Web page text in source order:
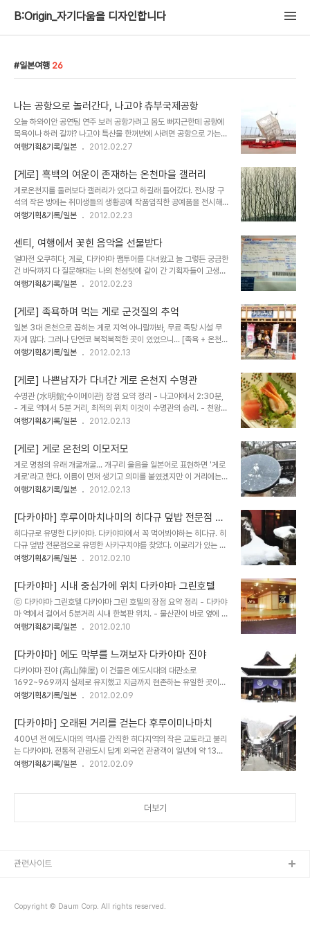
B:Origin_자기다움을 디자인합니다
일본여행 26
나는 공항으로 놀러간다, 나고야 츄부국제공항
오늘 하와이안 공연팀 연주 보러 공항가려고 몸도 뻐지근한데 공항에
목욕이나 하러 갈까? 나고야 특산물 한꺼번에 사려면 공항으로 가는게
좋아. 후배가 결혼하는데 결혼식을 공항에서 하더라고 프랑스 요리는
프로그램 신청했어. 위의 문장들이 뭔가 이상하지 않은가? 공연, 목욕,
특산물쇼핑, 요리, 학습....언듯 '공항'과 연관하기엔 어색하다. 그런데
이 모든 요건을 만족시키는 공항이 있으니 바로 나고야 츄부 국제 공항
이다. 나고야 공항 출입국 수속을 마치고 나왔더니 이렇게 환대해주었
다. 일단 찍어찍어. 공항 담당자 홍현진씨가 약 한시간가량 나고야공항
할 수 있다. 몸이 불편한 사람도 ..
여행기획&기록/일본 2012.02.27
[게로] 흑백의 여운이 존재하는 온천마을 갤러리
게로온천지를 둘러보다 갤러리가 있다고 하길래 들어갔다. 전시장 구
석의 작은 방에는 취미생들의 생황공예 작품임직한 공예품을 전시해
놓았다. 취미공동체의 작은 커뮤니티 역할도 하나보다. 전시장 지킴이
로 우리말로는 물푸레나무를 뜻한다. 게로 출신의 판화 작가 후쿠이 마
사오 (福井正郎)의 판화를 전시한다. 이 갤러리의 공간엔 흑백만이
존재한다. 작품 톤이 흑백인데다가 게로온천지라는 특징까지 더해 차
분한 분위기다. 처음엔 흑백 사진인가 했다. 그러다 흑백의 농담이 몇
겹 되지 않는것을 알아차렸다. 자세히 들여다보니 켜가 보인다. 선의
나무가 이토록 섬세한 결을 만들어 낼 줄은 이..
여행기획&기록/일본 2012.02.23
센티, 여행에서 꽃힌 음악을 선물받다
얼마전 오쿠히다, 게로, 다카야마 팸투어를 다녀왔고 늘 그렇든 궁금한
건 바닥까지 다 질문해대는 나의 천성탓에 같이 간 기획자들이 고생했
다. 그동안 해댔던 질문들은 대략 이런 스타일이다. 가마쿠라 등에 뭐
죠? 가로등 간판에 진짜 광고를 싣기도 하네요, 와우 바닥이 온통 개구
리 문양이네요... 다카야마가 제가 좋아하는 소설가 아무개의 수필에
나왔는데 구해서 읽어보세요. 정말 다카야마 멋지게 그려졌어요. 신사
마다 꼭 용문양의 장식물이 있네요. 어머, 저렇게 팔이 긴 상은 무슨 의
미가 있어요? ▲ 쥬리상과 기석짱. 나의 이런 질문에 정말 열심히 답해
는 방법중 하나가 질문 하는 것..
여행기획&기록/일본 2012.02.23
[게로] 족욕하며 먹는 게로 군것질의 추억
일본 3대 온천으로 꼽히는 게로 지역 아니랄까봐, 무료 족탕 시설 무
자게 많다. 그러나 단연코 북적북적한 곳이 있었으니... [족욕 + 온천달
걀 + 기념품쇼핑]라고 써있는 곳. 이것이야말로 일타쌍피, 아니 일타
념품과 보기 드문 먹거리도 있다는 것이 장점이다. 모락모락 뜨끈한 온
천수가 흘러나오는 이곳은 무료 족탕. 따끈하게 발의 때를 불리며(?)
TV시청을 하는 사람들. 이 족탕의 목적은 단연코 상품판매를 위함이
다. 절대 물에 발만 담그고 뜨는 사람은 없으리~ 한쪽에서는 온천수에
서 따땃하게 덮혀지는 푸딩이 있다. 생 오뎅이 지긋이 끓어 다 익으면
모인 푸딩은 두 종류..
여행기획&기록/일본 2012.02.13
[게로] 나쁜남자가 다녀간 게로 온천지 수명관
수명관 (水明館;수이메이관) 장점 요약 정리 - 나고야에서 2:30분,
- 게로 역에서 5분 거리, 최적의 위치 이것이 수명관의 승리. - 천왕부
부가 다녀갔다 해서 더 유명해졌음. - 뭐니뭐니해도 게로 온천. 미인온
3층, 9층 최고전망대 온천 3개 운영 수명관은 4동이다. 게로 온천에
선 규모가 가장 크다. 병풍같은 산림이 감싸고 앞은 물이 흐른다. 온천
중심가의 중심인 수명관(수이메이관) 큰 건물 세 동이 보인다. 시내 중
심가이기도 하며 게로역과 인접해 인기가 좋다. 겨울동안 매주 토요일
밤 불꽃놀이를 하는데 외출하지 않고 수명관 건물에서 불꽃의 환희를
간 이후로 더..
여행기획&기록/일본 2012.02.13
[게로] 게로 온천의 이모저모
게로 명칭의 유래 개굴개굴... 개구리 울음을 일본어로 표현하면 '게로
게로'라고 한다. 이름이 먼저 생기고 의미를 붙였겠지만 이 거리에는
개구리를 테마로 한 아이템이 눈에 띈다. 또 하나의 팁. B급 구르메 vs
가 아닌 일상적이고 서민적인 그러나 맛있는 요리를 의미한다. 라멘,
오코노미야키,다코야키, 우동, 소바, 카레, 덥밥류 등이 대표적이다. 이
런 식단을 게로시에서도 도입해 게로 구르메를 만들었다. 그런데 애석
하게도 '게로 구르메'는 부정적인 의미가 될수 밖에 없었다. 下呂에서
下의 의미는 토하다, 게워내다의 의미도 있다고 해서 음식과 연관한
도시이지만 곳곳에..
여행기획&기록/일본 2012.02.13
[다카야마] 후루이마치나미의 히다규 덮밥 전문점 사
카구치야
히다규로 유명한 다카야마. 다카야마에서 꼭 먹어봐야하는 히다규. 히
다규 덮밥 전문점으로 유명한 사카구치야를 찾았다. 이로리가 있는 테
이블을 선택했다. 모래에 뭍힌 숯이 벌겋게 익었다. 가장 유명하다는
부리 1,300엔 일본에서는 카레가 나오면 꼭 차가운 물이 나온다. 한
겨울에도 다른음식에는 녹차가 나오는데 카레는 찬물이다. 숭늉이 뜨
거워야 제맛이듯, 카레에는 찬물이 콤비인듯. 이곳의 대표 아이디어 음
식. 히다규 니기리 스시(飛騨牛にぎり寿司) 2개 600엔. 히다규를
덮은 스시 두 알을 과자받침에 담아 내놓는다. 포장이 필요한 것도 아
프가 개발한 스시로 특허도 냈다고 한다. ..
여행기획&기록/일본 2012.02.10
[다카야마] 시내 중심가에 위치 다카야마 그린호텔
ⓒ 다카야마 그린호텔 다카야마 그린 호텔의 장점 요약 정리 - 다카야
마 역에서 걸어서 5분거리 시내 한복판 위치. - 물산관이 바로 옆에 있
어 쇼핑 한큐에 끝냄 - 물산관 옆에 무료 족욕탕 있음. - 이로리에서의
대욕탕 노천온천 시설 좋음 규모 큰 호텔 선호자에게 최적 다카야마 역
에서 걸어서 5분 거리. 교통이 편리한고 번화가에 인접하여 관광하기
에 좋다. 본관 9층, 별관 5층의 대형 호텔로 그만큼 다양한 레스토랑
과, 온천 시설을 마련했다. 특히 물산관을 둠으로서 다카야마의 특산
기념품을 숙박하면서 구매할수 있다는 장점이 크다. 넉넉한 공간 객실
두 층에 묵는 고객에..
여행기획&기록/일본 2012.02.10
[다카야마] 에도 막부를 느껴보자 다카야마 진야
다카야마 진야 (高山陣屋) 이 건물은 에도시대의 대관소로
1692~969까지 실제로 유지했고 지금까지 현존하는 유일한 곳이다.
재판소와 납세를 관리하는 관청으로 에도 막부의 직접적 지배지이자
으로 도쿠가와 막부의 직할지를 나타낸다. 역사나 건축의 구조까지 알
진 못하더라도, 간단하게나마 문양이 상징하는 의미 건축의 구조등을
알아보는 계기가 됬다. 사무를 보던 방. 가운데 난방을 위한 이로리가
있다. 토끼문양의 철조각은 기둥의 못을 숨기기 위한장식이다. 토끼문
양인 이유는 큰 귀로 백성의 소리를 잘 들으라는 이념을 담고 있다. 물
여행기획&기록/일본 2012.02.09
[다카야마] 오래된 거리를 걷는다 후루이미나마치
400년 전 에도시대의 역사를 간직한 히다지역의 작은 교토라고 불리
는 다카야마. 전통적 관광도시 답게 외국인 관광객이 일년에 약 13만
명 방문한다. 그만큼 외국인들에겐 일본적인 매력으로 이끌기 때문이
요 전통 건물 보존 지역으로 선정되어 현재도 갈색과 흑색을 기조로 한
카페를 비롯한 음식점, 공예점..
여행기획&기록/일본 2012.02.09
더보기
Copyright © Daum Corp. All rights reserved.
관련사이트